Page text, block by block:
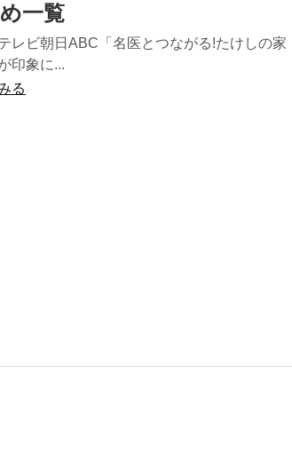
一覧
レビ朝日ABC「名医とつながる!たけしの家
印象に...
る